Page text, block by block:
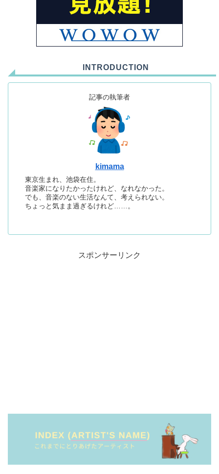
INTRODUCTION
記事の執筆者
kimama
東京生まれ、池袋在住。
音楽家になりたかったけれど、なれなかった。
でも、音楽のない生活なんて、考えられない。
ちょっと気まま過ぎるけれど……。
スポンサーリンク